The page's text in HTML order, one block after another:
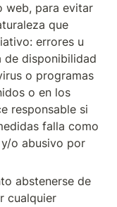
web, para evitar
que
errores u
de disponibilidad
o programas
o en los
responsable si
falla como
o abusivo por
abstenerse de
cualquier